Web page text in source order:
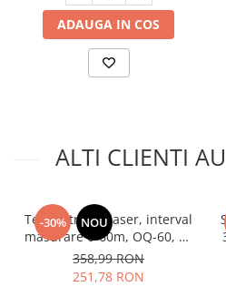
Suflante Frunze
Unelte Gradinarit
Ventilatoare & Sisteme Racire
Foarfeci tuns oi
ADAUGA IN COS
ALTI CLIENTI
-30% NOU
Telemetru cu laser, interval
masurare 0-60m, OQ-60, 20
masuratori, Almaz AZ-SE007
358,99 RON
251,78 RON